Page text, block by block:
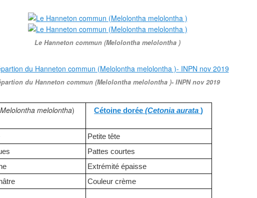
Le Hanneton commun (Melolontha melolontha )
du Hanneton commun (Melolontha melolontha )- INPN nov 2019
Melolontha melolontha) Cétoine dorée(Cetonia aurata )
Petite tête
Pattes courtes
Extrémité épaisse
Couleur crème